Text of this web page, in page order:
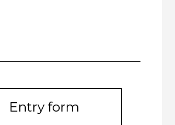
Entry form